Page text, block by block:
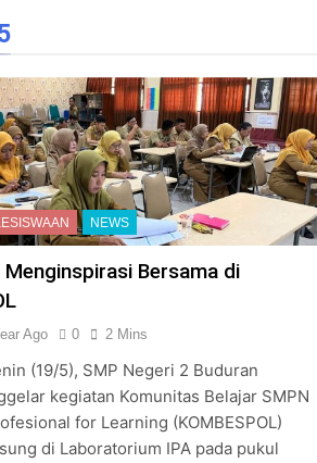
NEWS
Menginspirasi Bersama di
Ago 0 2 Mins
(19/5), SMP Negeri 2 Buduran
kegiatan Komunitas Belajar SMPN
for Learning (KOMBESPOL)
di Laboratorium IPA pada pukul